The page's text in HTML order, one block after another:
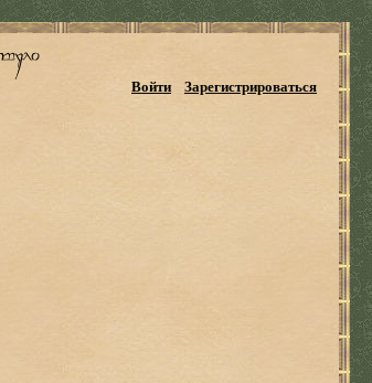
Войти Зарегистрироваться